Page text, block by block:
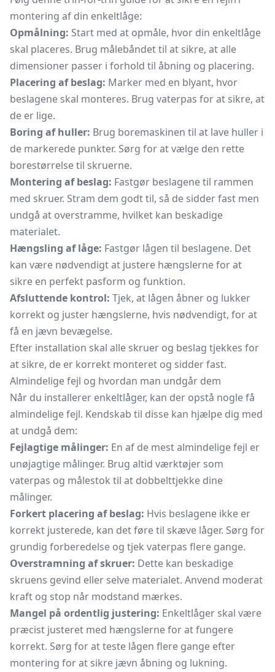
montering af din enkeltlåge:
Opmålning: Start med at opmåle, hvor din enkeltlåge
skal placeres. Brug målebåndet til at sikre, at alle
dimensioner passer i forhold til åbning og placering.
Placering af beslag: Marker med en blyant, hvor
beslagene skal monteres. Brug vaterpas for at sikre, at
de er lige.
Boring af huller: Brug boremaskinen til at lave huller i
de markerede punkter. Sørg for at vælge den rette
borestørrelse til skruerne.
Montering af beslag: Fastgør beslagene til rammen
med skruer. Stram dem godt til, så de sidder fast men
undgå at overstramme, hvilket kan beskadige
materialet.
Hængsling af låge: Fastgør lågen til beslagene. Det
kan være nødvendigt at justere hængslerne for at
sikre en perfekt pasform og funktion.
Afsluttende kontrol: Tjek, at lågen åbner og lukker
korrekt og juster hængslerne, hvis nødvendigt, for at
få en jævn bevægelse.
Efter installation skal alle skruer og beslag tjekkes for
at sikre, de er korrekt monteret og sidder fast.
Almindelige fejl og hvordan man undgår dem
Når du installerer enkeltlåger, kan der opstå nogle få
almindelige fejl. Kendskab til disse kan hjælpe dig med
at undgå dem:
Fejlagtige målinger: En af de mest almindelige fejl er
unøjagtige målinger. Brug altid værktøjer som
vaterpas og målestok til at dobbelttjekke dine
målinger.
Forkert placering af beslag: Hvis beslagene ikke er
korrekt justerede, kan det føre til skæve låger. Sørg for
grundig forberedelse og tjek vaterpas flere gange.
Overstramning af skruer: Dette kan beskadige
skruens gevind eller selve materialet. Anvend moderat
kraft og stop når modstand mærkes.
Mangel på ordentlig justering: Enkeltlåger skal være
præcist justeret med hængslerne for at fungere
korrekt. Sørg for at teste lågen flere gange efter
montering for at sikre jævn åbning og lukning.